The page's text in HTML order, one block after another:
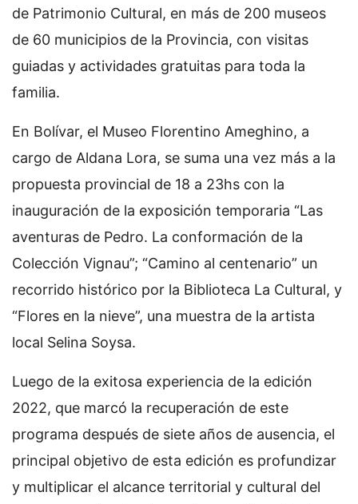
de Patrimonio Cultural, en más de 200 museos
de 60 municipios de la Provincia, con visitas
guiadas y actividades gratuitas para toda la
familia.
En Bolívar, el Museo Florentino Ameghino, a
cargo de Aldana Lora, se suma una vez más a la
propuesta provincial de 18 a 23hs con la
inauguración de la exposición temporaria “Las
aventuras de Pedro. La conformación de la
Colección Vignau”; “Camino al centenario” un
recorrido histórico por la Biblioteca La Cultural, y
“Flores en la nieve”, una muestra de la artista
local Selina Soysa.
Luego de la exitosa experiencia de la edición
2022, que marcó la recuperación de este
programa después de siete años de ausencia, el
principal objetivo de esta edición es profundizar
y multiplicar el alcance territorial y cultural del